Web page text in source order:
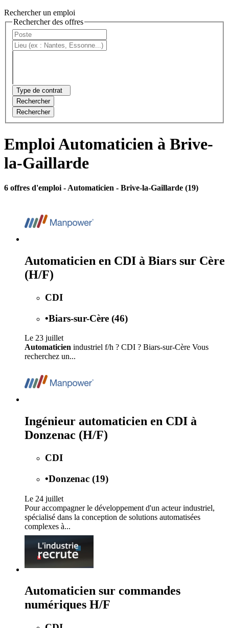
Rechercher un emploi
Rechercher des offres
Type de contrat
Rechercher
Rechercher
Emploi Automaticien à Brive-
la-Gaillarde
6 offres d'emploi - Automaticien - Brive-la-Gaillarde (19)
Automaticien en CDI à Biars sur Cère
(H/F)
CDI
•Biars-sur-Cère (46)
Le 23 juillet
Automaticien industriel f/h ? CDI ? Biars-sur-Cère Vous
recherchez un...
Ingénieur automaticien en CDI à
Donzenac (H/F)
CDI
•Donzenac (19)
Le 24 juillet
Pour accompagner le développement d'un acteur industriel,
spécialisé dans la conception de solutions automatisées
complexes à...
Automaticien sur commandes
numériques H/F